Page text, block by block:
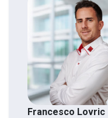
Francesco Lovric